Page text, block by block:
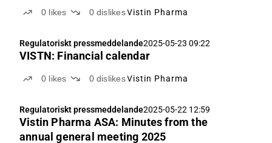
0 likes 0 dislikes Vistin Pharma
Regulatoriskt pressmeddelande2025-05-23 09:22
VISTN: Financial calendar
0 likes 0 dislikes Vistin Pharma
Regulatoriskt pressmeddelande2025-05-22 12:59
Vistin Pharma ASA: Minutes from the
annual general meeting 2025